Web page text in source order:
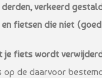
derden, verkeerd
en fietsen die niet
je fiets wordt
de daarvoor